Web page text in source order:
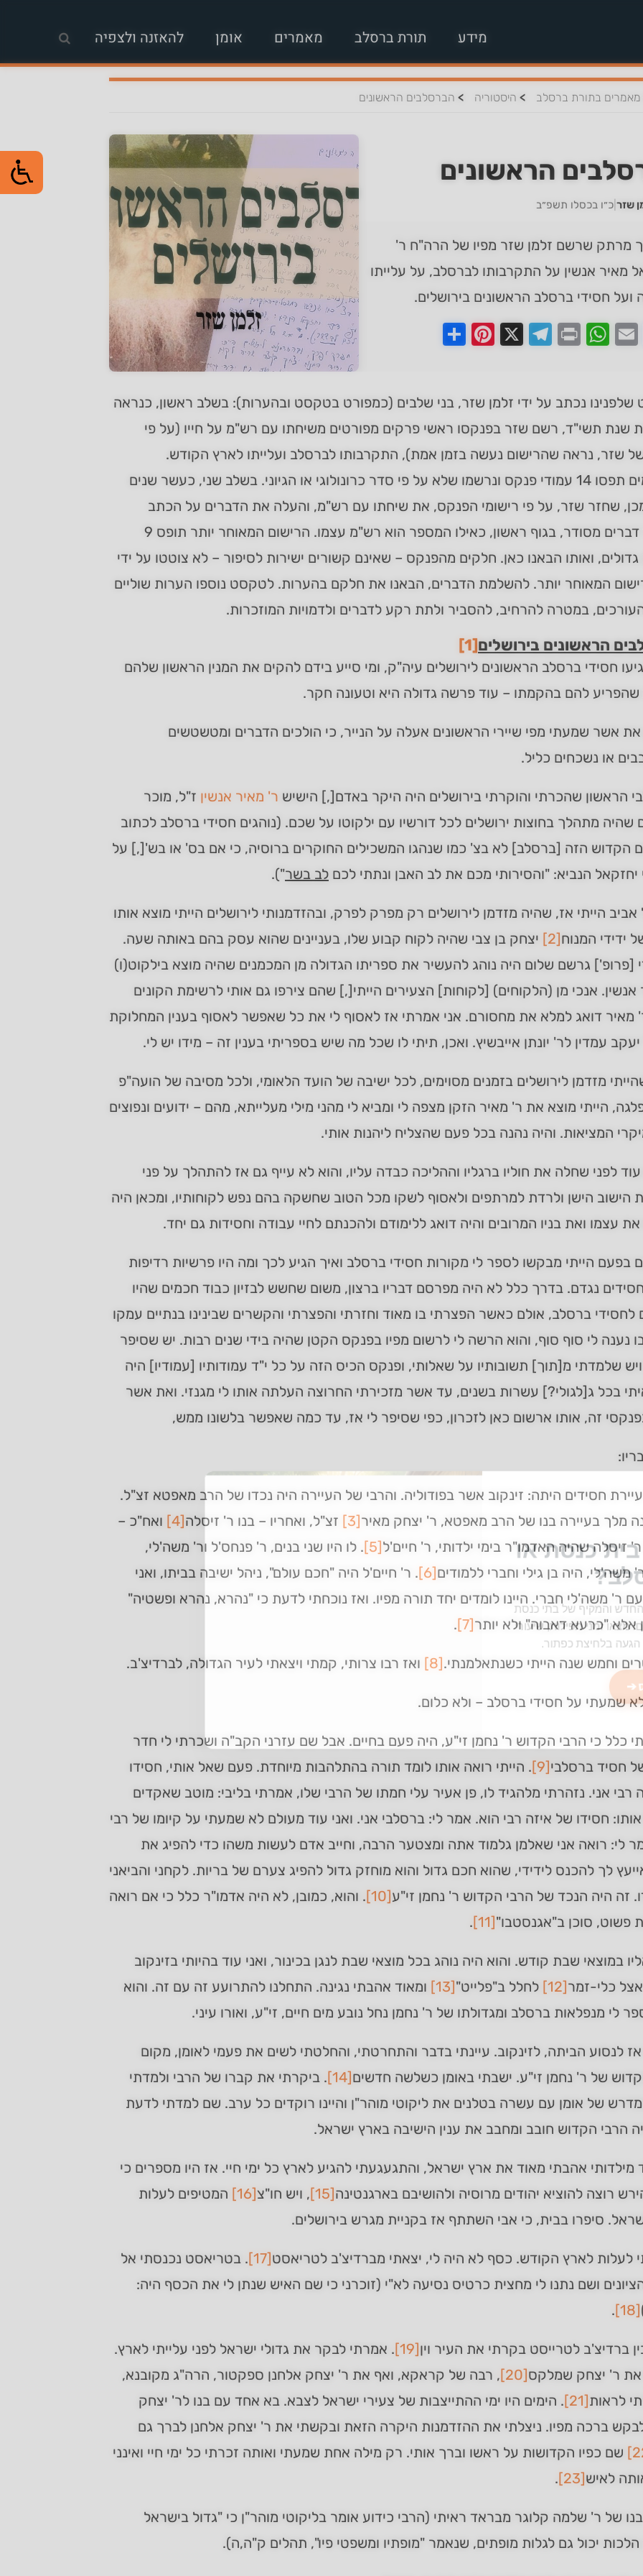
מידע תורת ברסלב מאמרים אומן להאזנה ולצפיה
מאמרים בתורת ברסלב > היסטוריה > הברסלבים הראשונים
הראשונים
שזר כ״ו בכסלו תשפ״ב
מרתק שרשם זלמן שזר מפיו של הרה"ח ר'
מאיר אנשין על התקרבותו לברסלב, על עלייתו
ועל חסידי ברסלב הראשונים בירושלים.
Facebook
Email
WhatsApp
Print
Telegram
X
Pinterest
נכתב על ידי זלמן שזר, בני שלבים (כמפורט בטקסט ובהערות): בשלב ראשון, כנראה
שנת תשי"ד, רשם שזר בפנקסו ראשי פרקים מפורטים משיחתו עם רש"מ על חייו (על פי
של שזר, נראה שהרישום נעשה בזמן אמת), התקרבותו לברסלב ועלייתו לארץ הקודש.
הרישומים תפסו 14 עמודי פנקס ונרשמו שלא על פי סדר כרונולוגי או הגיוני. בשלב שני, כעשר שנים
שחזר שזר, על פי רישומי הפנקס, את שיחתו עם רש"מ, והעלה את הדברים על הכתב
כסיפור דברים מסודר, בגוף ראשון, כאילו המספר הוא רש"מ עצמו. הרישום המאוחר יותר תופס 9
גדולים, ואותו הבאנו כאן. חלקים מהפנקס – שאינם קשורים ישירות לסיפור – לא צוטטו על ידי
המאוחר יותר. להשלמת הדברים, הבאנו את חלקם בהערות. לטקסט נוספו הערות שוליים
במטרה להרחיב, להסביר ולתת רקע לדברים ולדמויות המוזכרות.
הראשונים בירושלים[1]
חסידי ברסלב הראשונים לירושלים עיה"ק, ומי סייע בידם להקים את המנין הראשון שלהם
שהפריע להם בהקמתו – עוד פרשה גדולה היא וטעונה חקר.
אשר שמעתי מפי שיירי הראשונים אעלה על הנייר, כי הולכים הדברים ומטשטשים
או נשכחים כליל.
הראשון שהכרתי והוקרתי בירושלים היה היקר באדם[,] הישיש ר' מאיר אנשין ז"ל, מוכר
שהיה מתהלך בחוצות ירושלים לכל דורשיו עם ילקוטו על שכם. (נוהגים חסידי ברסלב לכתוב
הקדוש הזה [ברסלב] לא בצ' כמו שנהגו המשכילים החוקרים ברוסיה, כי אם בס' או בש'[,] על
יחזקאל הנביא: "והסירותי מכם את לב האבן ונתתי לכם לב בשר").
הייתי אז, שהיה מזדמן לירושלים רק מפרק לפרק, ובהזדמנותי לירושלים הייתי מוצא אותו
ידידי המנוח[2]
יצחק בן צבי שהיה לקוח קבוע שלו, בעניינים שהוא עסק בהם באותה שעה.
[פרופ'] גרשם שלום היה נוהג להעשיר את ספריתו הגדולה מן המכמנים שהיה מוצא בילקוט(ו)
אנשין. אנכי מן (הלקוחים) [לקוחות] הצעירים הייתי[,] שהם צירפו גם אותי לרשימת הקונים
מאיר דואג למלא את מחסורם. אני אמרתי אז לאסוף לי את כל שאפשר לאסוף בענין המחלוקת
עמדין לר' יונתן אייבשיץ. ואכן, תיתי לו שכל מה שיש בספריתי בענין זה – מידו יש לי.
שהייתי מזדמן לירושלים בזמנים מסוימים, לכל ישיבה של הועד הלאומי, ולכל מסיבה של הועה"פ
הייתי מוצא את ר' מאיר הזקן מצפה לי ומביא לי מהני מילי מעלייתא, מהם – ידועים ונפוצים
המציאות. והיה נהנה בכל פעם שהצליח ליהנות אותי.
לפני שחלה את חוליו ברגליו וההליכה כבדה עליו, והוא לא עייף גם אז להתהלך על פני
הישוב הישן ולרדת למרתפים ולאסוף לשקו מכל הטוב שחשקה בהם נפש לקוחותיו, ומכאן היה
עצמו ואת בניו המרובים והיה דואג ללימודם ולהכנתם לחיי עבודה וחסידות גם יחד.
בפעם הייתי מבקשו לספר לי מקורות חסידי ברסלב ואיך הגיע לכך ומה היו פרשיות רדיפות
נגדם. בדרך כלל לא היה מפרסם דבריו ברצון, משום שחשש לבזיון כבוד חכמים שהיו
לחסידי ברסלב, אולם כאשר הפצרתי בו מאוד וחזרתי והפצרתי והקשרים שבינינו בנתיים עמקו
נענה לי סוף סוף, והוא הרשה לי לרשום מפיו בפנקס הקטן שהיה בידי שנים רבות. יש שסיפר
ויש שלמדתי מ[תוך] תשובותיו על שאלותי, ופנקס הכיס הזה על כל י"ד עמודותיו [עמודיו] היה
בכל ג[לגולי?] עשרות בשנים, עד אשר מזכירתי החרוצה העלתה אותו לי מגנזי. ואת אשר
זה, אותו ארשום כאן לזכרון, כפי שסיפר לי אז, עד כמה שאפשר בלשונו ממש,
עיירת חסידים היתה: זינקוב אשר בפודוליה. והרבי של העיירה היה נכדו של הרב מאפטא זצ"ל.
מלך בעיירה בנו של הרב מאפטא, ר' יצחק מאיר[3] זצ"ל, ואחריו – בנו ר' זיסלה[4]
ואח"כ –
זיסלה שהיה האדמו"ר בימי ילדותי, ר' חיים'ל[5]
. לו היו שני בנים, ר' פנחס'ל ור' משה'לי,
משה'לי, היה בן גילי וחברי ללמודים[6]
. ר' חיים'ל היה "חכם עולם", ניהל ישיבה בביתו, ואני
ר' משה'לי חברי. היינו לומדים יחד תורה מפיו. ואז נוכחתי לדעת כי "נהרא, נהרא ופשטיה"
אלא "כרעא דאבוה" ולא יותר[7]
.
וחמש שנה הייתי כשנתאלמנתי.[8] ואז רבו צרותי, קמתי ויצאתי לעיר הגדולה, לברדיצ'ב.
שמעתי על חסידי ברסלב – ולא כלום.
כלל כי הרבי הקדוש ר' נחמן זי"ע, היה פעם בחיים. אבל שם עזרני הקב"ה ושכרתי לי חדר
חסיד ברסלבי[9]
. הייתי רואה אותו לומד תורה בהתלהבות מיוחדת. פעם שאל אותי, חסידו
רבי אני. נזהרתי מלהגיד לו, פן אעיר עלי חמתו של הרבי שלו, אמרתי בליבי: מוטב שאקדים
חסידו של איזה רבי הוא. אמר לי: ברסלבי אני. ואני עוד מעולם לא שמעתי על קיומו של רבי
לי: רואה אני שאלמן גלמוד אתה ומצטער הרבה, וחייב אדם לעשות משהו כדי להפיג את
לך להכנס לידידי, שהוא חכם גדול והוא מוחזק גדול להפיג צערם של בריות. לקחני והביאני
זה היה הנכד של הרבי הקדוש ר' נחמן זי"ע[10]
. והוא, כמובן, לא היה אדמו"ר כלל כי אם רואה
פשוט, סוכן ב"אגנסטבו"[11]
.
במוצאי שבת קודש. והוא היה נוהג בכל מוצאי שבת לנגן בכינור, ואני עוד בהיותי בזינקוב
כלי-זמר[12] לחלל ב"פלייט"[13]
ומאוד אהבתי נגינה. התחלנו להתרועע זה עם זה. והוא
לי מנפלאות ברסלב ומגדולתו של ר' נחמן נחל נובע מים חיים, זי"ע, ואורו עיני.
לנסוע הביתה, לזינקוב. עיינתי בדבר והתחרטתי, והחלטתי לשים את פעמי לאומן, מקום
של ר' נחמן זי"ע. ישבתי באומן כשלשה חדשים[14]
. ביקרתי את קברו של הרבי ולמדתי
של אומן עם עשרה בטלנים את ליקוטי מוהר"ן והיינו רוקדים כל ערב. שם למדתי לדעת
הרבי הקדוש חובב ומחבב את ענין הישיבה בארץ ישראל.
מילדותי אהבתי מאוד את ארץ ישראל, והתגעגעתי להגיע לארץ כל ימי חיי. אז היו מספרים כי
רוצה להוציא יהודים מרוסיה ולהושיבם בארגנטינה[15] , ויש חו"צ[16]
המטיפים לעלות
סיפרו בבית, כי אבי השתתף אז בקניית מגרש בירושלים.
לעלות לארץ הקודש. כסף לא היה לי, יצאתי מברדיצ'ב לטריאסט[17]
. בטריאסט נכנסתי אל
ושם נתנו לי מחצית כרטיס נסיעה לא"י (זוכרני כי שם האיש שנתן לי את הכסף היה:
[18]
.
ברדיצ'ב לטרייסט בקרתי את העיר וין[19]
. אמרתי לבקר את גדולי ישראל לפני עלייתי לארץ.
ר' יצחק שמלקס[20]
, רבה של קראקא, ואף את ר' יצחק אלחנן ספקטור, הרה"ג מקובנא,
לראות[21]
. הימים היו ימי ההתייצבות של צעירי ישראל לצבא. בא אחד עם בנו לר' יצחק
ברכה מפיו. ניצלתי את ההזדמנות היקרה הזאת ובקשתי את ר' יצחק אלחנן לברך גם
שם כפיו הקדושות על ראשו וברך אותי. רק מילה אחת שמעתי ואותה זכרתי כל ימי חיי ואינני
לאיש[23]
.
של ר' שלמה קלוגר מבראד ראיתי (הרבי כידוע אומר בליקוטי מוהר"ן כי "גדול בישראל
יכול גם לגלות מופתים, שנאמר "מופתיו ומשפטי פיו", תהלים ק"ה,ה).
כנסת או
והמקיף של בתי כנסת
זמני תפילות, שיעורי
הגעה בלחיצת כפתור.
➔